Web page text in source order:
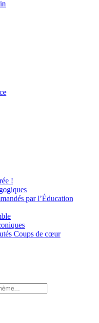
!
par l’Éducation
Coups de cœur